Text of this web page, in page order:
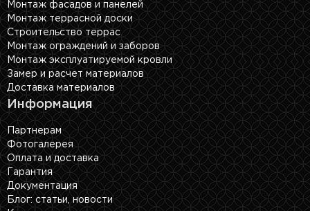
Монтаж фасадов и панелей
Монтаж террасной доски
Строительство террас
Монтаж ограждений и заборов
Монтаж эксплуатируемой кровли
Замер и расчет материалов
Доставка материалов
Информация
Партнерам
Фотогалерея
Оплата и доставка
Гарантия
Документация
Блог: cтатьи, новости